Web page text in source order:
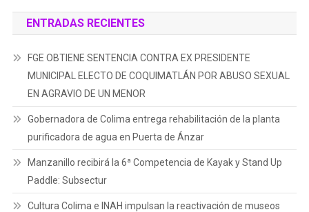
ENTRADAS RECIENTES
FGE OBTIENE SENTENCIA CONTRA EX PRESIDENTE
MUNICIPAL ELECTO DE COQUIMATLÁN POR ABUSO SEXUAL
EN AGRAVIO DE UN MENOR
Gobernadora de Colima entrega rehabilitación de la planta
purificadora de agua en Puerta de Ánzar
Manzanillo recibirá la 6ª Competencia de Kayak y Stand Up
Paddle: Subsectur
Cultura Colima e INAH impulsan la reactivación de museos